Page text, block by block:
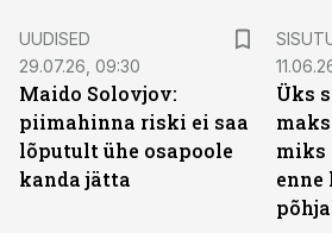
UUDISED
29.07.26, 09:30
Maido Solovjov:
piimahinna riski ei saa
lõputult ühe osapoole
kanda jätta
Üks
miks
enne